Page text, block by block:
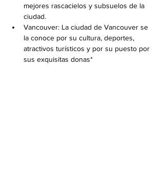
mejores rascacielos y subsuelos de la
ciudad.
Vancouver: La ciudad de Vancouver se
la conoce por su cultura, deportes,
atractivos turísticos y por su puesto por
sus exquisitas donas*